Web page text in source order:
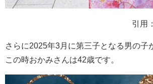
引用：
さらに2025年3月に第三子となる男の子
この時おかみさんは42歳です。